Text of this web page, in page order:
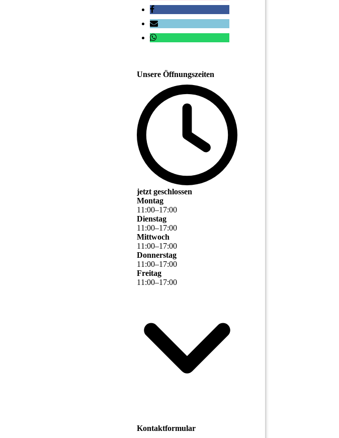
Unsere Öffnungszeiten
jetzt geschlossen
Montag
11 :00–17:00
Dienstag
11 :00–17:00
Mittwoch
11 :00–17:00
Donnerstag
11 :00–17:00
Freitag
11 :00–17:00
Kontaktformular